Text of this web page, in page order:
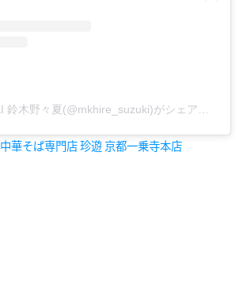
中華そば専門店 珍遊 京都一乗寺本店